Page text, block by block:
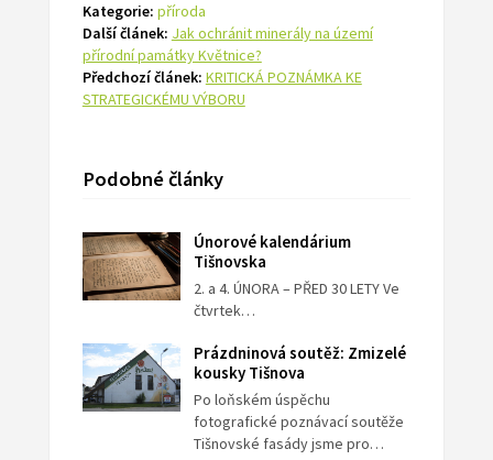
Kategorie: příroda
Další článek: Jak ochránit minerály na území
přírodní památky Květnice?
Předchozí článek: KRITICKÁ POZNÁMKA KE
STRATEGICKÉMU VÝBORU
Podobné články
Únorové kalendárium
Tišnovska
2. a 4. ÚNORA – PŘED 30 LETY Ve
čtvrtek…
Prázdninová soutěž: Zmizelé
kousky Tišnova
Po loňském úspěchu
fotografické poznávací soutěže
Tišnovské fasády jsme pro…